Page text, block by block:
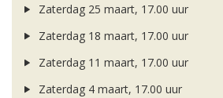
Zaterdag 25 maart, 17.00 uur
Zaterdag 18 maart, 17.00 uur
Zaterdag 11 maart, 17.00 uur
Zaterdag 4 maart, 17.00 uur